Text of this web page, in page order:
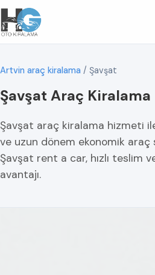
Artvin araç kiralama / Şavşat
Şavşat Araç Kiralama
Şavşat araç kiralama hizmeti
ve uzun dönem ekonomik araç
Şavşat rent a car, hızlı teslim
avantajı.